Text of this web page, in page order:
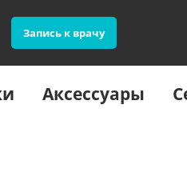
Запись к врачу
Аксессуары